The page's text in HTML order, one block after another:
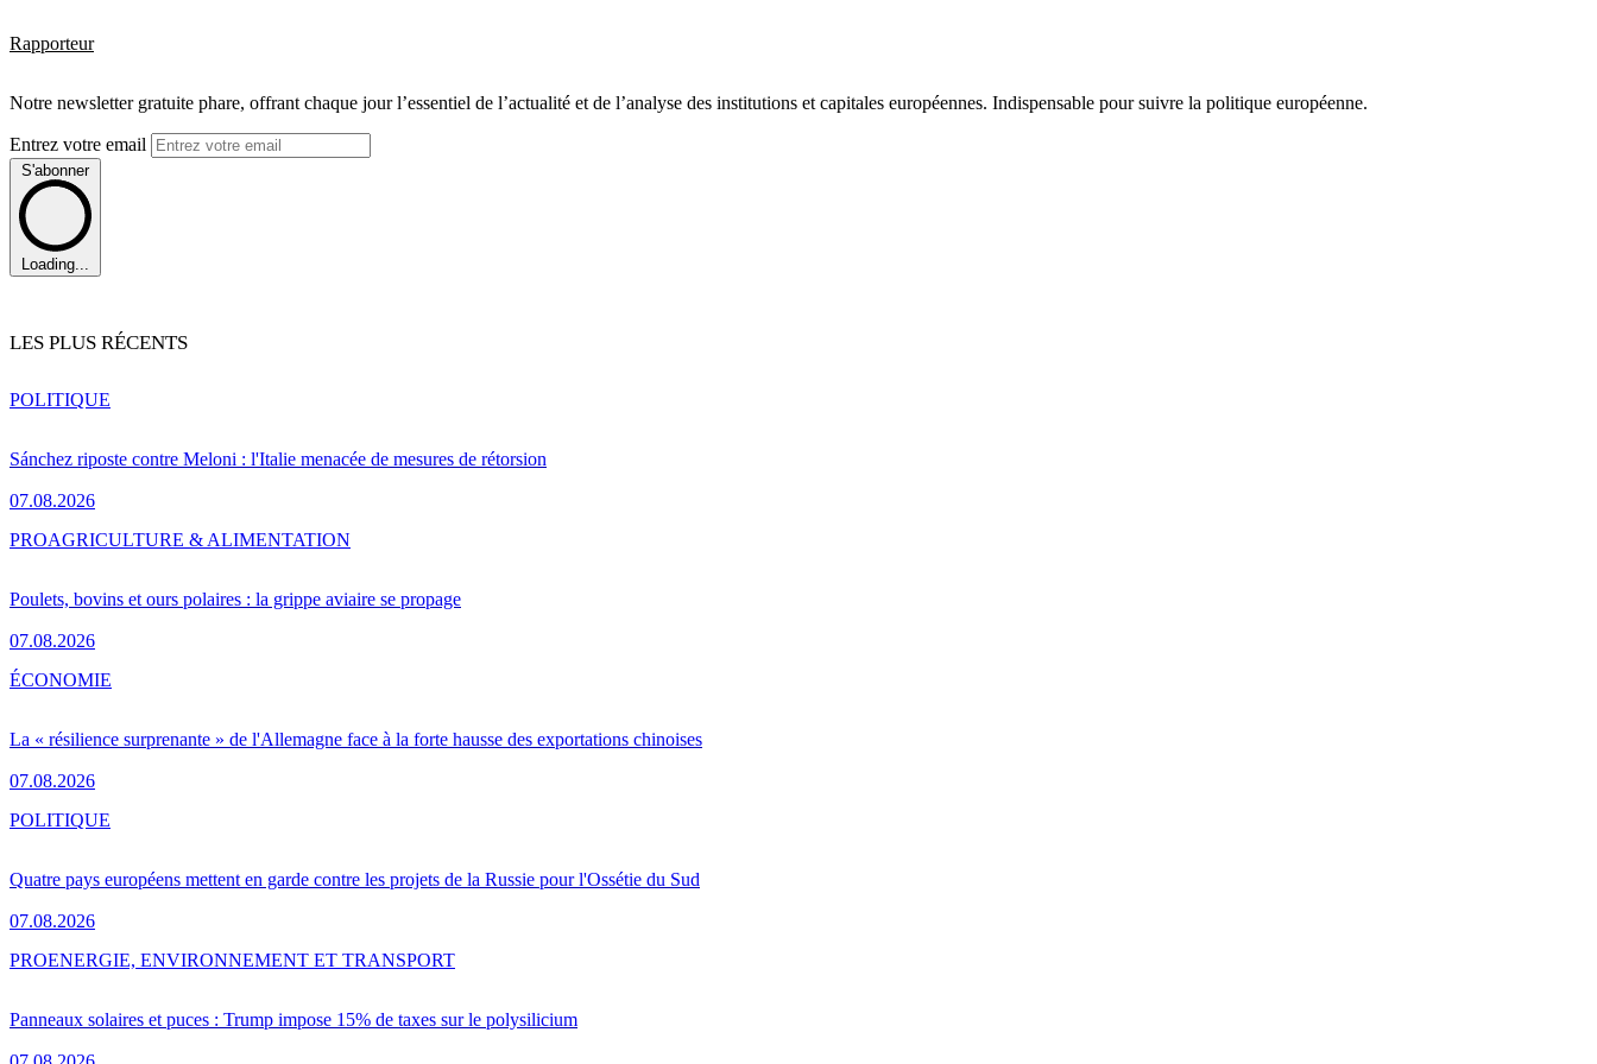
Rapporteur
Notre newsletter gratuite phare, offrant chaque jour l’essentiel de l’actualité et de l’analyse des institutions et capitales européennes. Indispensable pour suivre la politique européenne.
Entrez votre email
S'abonner
Loading...
LES PLUS RÉCENTS
Sánchez riposte contre Meloni : l'Italie menacée de mesures de rétorsion
07.08.2026
POLITIQUE
Poulets, bovins et ours polaires : la grippe aviaire se propage
07.08.2026
PROAGRICULTURE & ALIMENTATION
La « résilience surprenante » de l'Allemagne face à la forte hausse des exportations chinoises
07.08.2026
ÉCONOMIE
Quatre pays européens mettent en garde contre les projets de la Russie pour l'Ossétie du Sud
07.08.2026
POLITIQUE
Panneaux solaires et puces : Trump impose 15% de taxes sur le polysilicium
PROENERGIE, ENVIRONNEMENT ET TRANSPORT